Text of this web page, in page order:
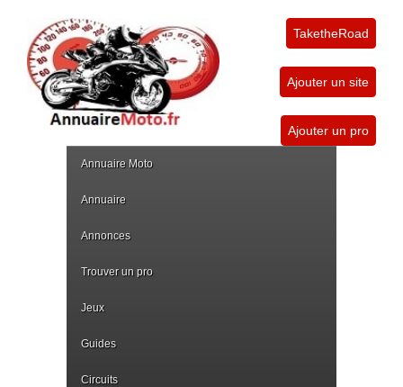
TaketheRoad
Ajouter un site
Ajouter un pro
Annuaire Moto
Annuaire
Annonces
Trouver un pro
Jeux
Guides
Circuits